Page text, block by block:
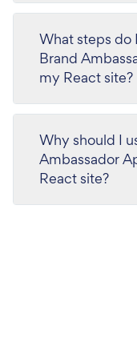
What steps do
Brand
my React site?
Why should I
Ambassador
React site?